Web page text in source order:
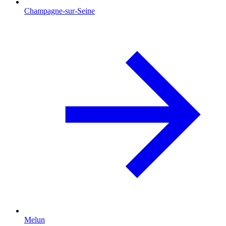
Champagne-sur-Seine
Melun